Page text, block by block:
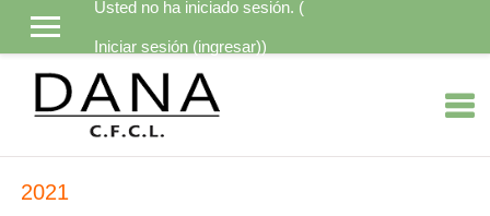
Saltar al contenido principalUsted no ha iniciado sesión. (
Iniciar sesión (ingresar))
2021